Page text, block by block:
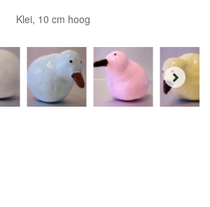
Klei, 10 cm hoog